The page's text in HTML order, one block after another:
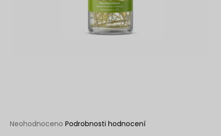
Průměrné
Neohodnoceno Podrobnosti hodnocení